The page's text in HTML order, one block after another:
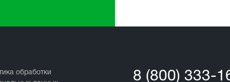
обработки
8 (800) 333-